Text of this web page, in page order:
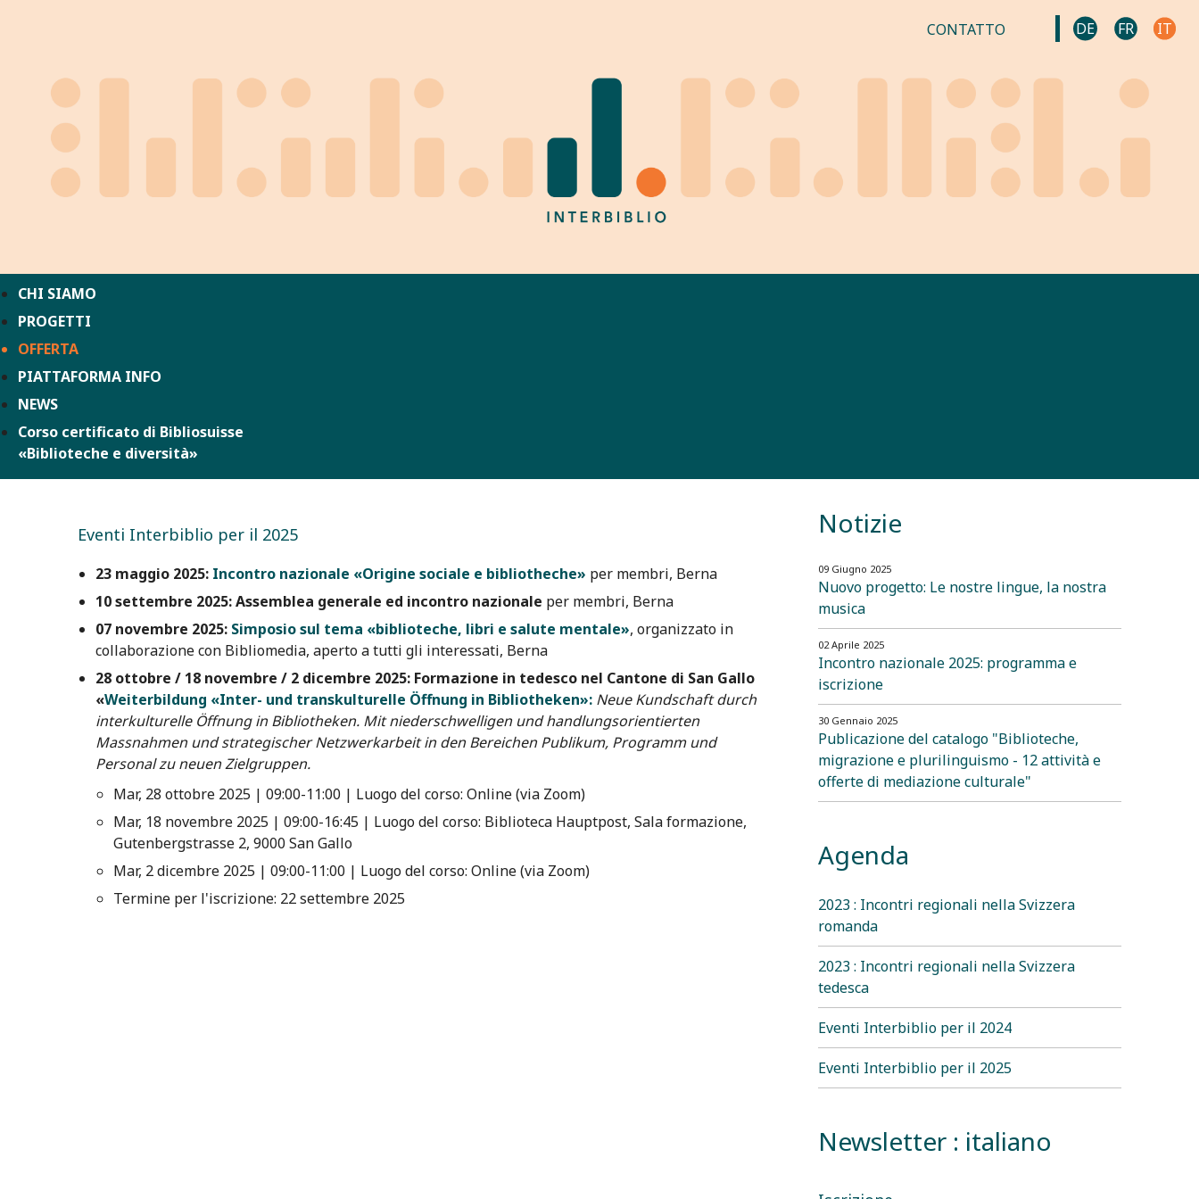
CONTATTO DE FR IT
CHI SIAMO
PROGETTI
OFFERTA
PIATTAFORMA INFO
NEWS
Corso certificato di Bibliosuisse
«Biblioteche e diversità»
Eventi Interbiblio per il 2025
23 maggio 2025: Incontro nazionale «Origine sociale e bibliotheche» per membri, Berna
10 settembre 2025:Assemblea generale ed incontro nazionale per membri, Berna
07 novembre 2025: Simposio sul tema «biblioteche, libri e salute mentale», organizzato in
collaborazione con Bibliomedia, aperto a tutti gli interessati, Berna
28 ottobre / 18 novembre / 2 dicembre 2025: Formazione in tedesco nel Cantone di San Gallo
«Weiterbildung «Inter- und transkulturelle Öffnung in Bibliotheken»: Neue Kundschaft durch
interkulturelle Öffnung in Bibliotheken. Mit niederschwelligen und handlungsorientierten
Massnahmen und strategischer Netzwerkarbeit in den Bereichen Publikum, Programm und
Personal zu neuen Zielgruppen.
Mar, 28 ottobre 2025 | 09:00-11:00 | Luogo del corso: Online (via Zoom)
Mar, 18 novembre 2025 | 09:00-16:45 | Luogo del corso: Biblioteca Hauptpost, Sala formazione,
Gutenbergstrasse 2, 9000 San Gallo
Mar, 2 dicembre 2025 | 09:00-11:00 | Luogo del corso: Online (via Zoom)
Termine per l'iscrizione: 22 settembre 2025
Notizie
09 Giugno 2025
Nuovo progetto: Le nostre lingue, la nostra
musica
02 Aprile 2025
Incontro nazionale 2025: programma e
iscrizione
30 Gennaio 2025
Publicazione del catalogo "Biblioteche,
migrazione e plurilinguismo - 12 attività e
offerte di mediazione culturale"
Agenda
2023 : Incontri regionali nella Svizzera
romanda
2023 : Incontri regionali nella Svizzera
tedesca
Eventi Interbiblio per il 2024
Eventi Interbiblio per il 2025
Newsletter : italiano